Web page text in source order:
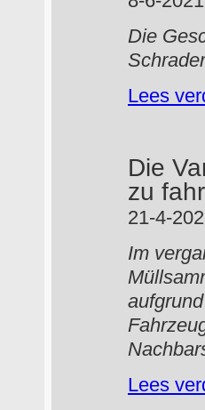
Die
Lees
Die
zu
21-4-
Im
Lees